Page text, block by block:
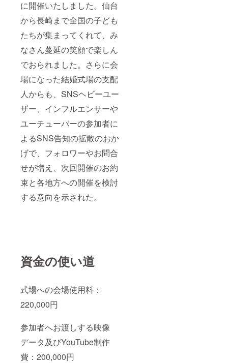
に開催いたしました。仙台
から長崎まで全国の子ども
たちが集まってくれて、み
なさん蔓延の笑顔で楽しん
でおられました。さらに会
場になった結婚式場の支配
人からも、SNSヘビーユー
ザー、インフルエンサーや
ユーチューバーの参加者に
よるSNS告知の拡散のおか
げで、フォロワーやお問合
せが増え、次回開催のお約
束と各地方への開催を検討
する意向を示された。
資金の使い道
式場への会場使用料：
220,000円
参加者へお渡しする映像
データ及びYouTube制作
費：200,000円